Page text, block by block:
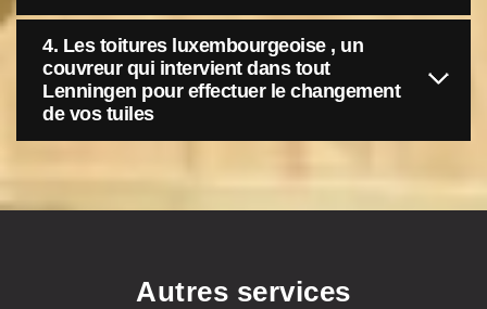
4. Les toitures luxembourgeoise , un
couvreur qui intervient dans tout
Lenningen pour effectuer le changement
de vos tuiles
Autres services